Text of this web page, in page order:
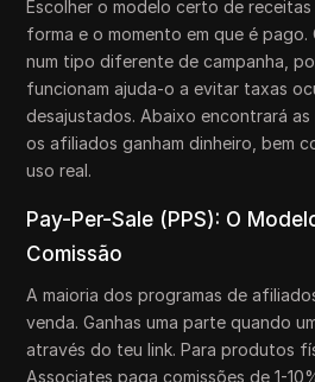
Escolher o modelo certo de
forma e o momento em que é pago.
num tipo diferente de campanha,
funcionam ajuda-o a evitar taxas
desajustados. Abaixo encontrará
os afiliados ganham dinheiro, bem
uso real.
Pay-Per-Sale (PPS): O
Comissão
A maioria dos programas de
venda. Ganhas uma parte quando
através do teu link. Para produtos
Associates paga comissões de 1-